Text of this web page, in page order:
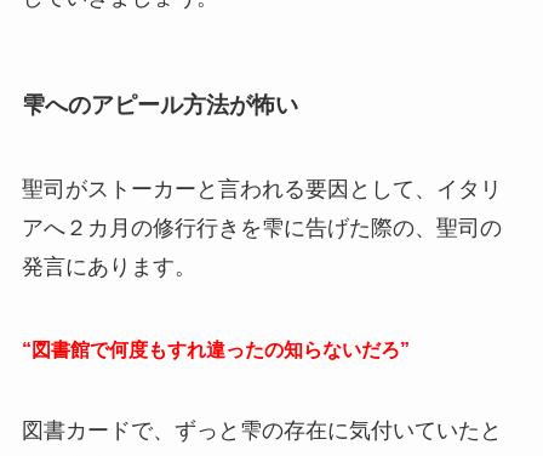
雫へのアピール方法が怖い
聖司がストーカーと言われる要因として、イタリ
アへ２カ月の修行行きを雫に告げた際の、聖司の
発言にあります。
“図書館で何度もすれ違ったの知らないだろ”
図書カードで、ずっと雫の存在に気付いていたと